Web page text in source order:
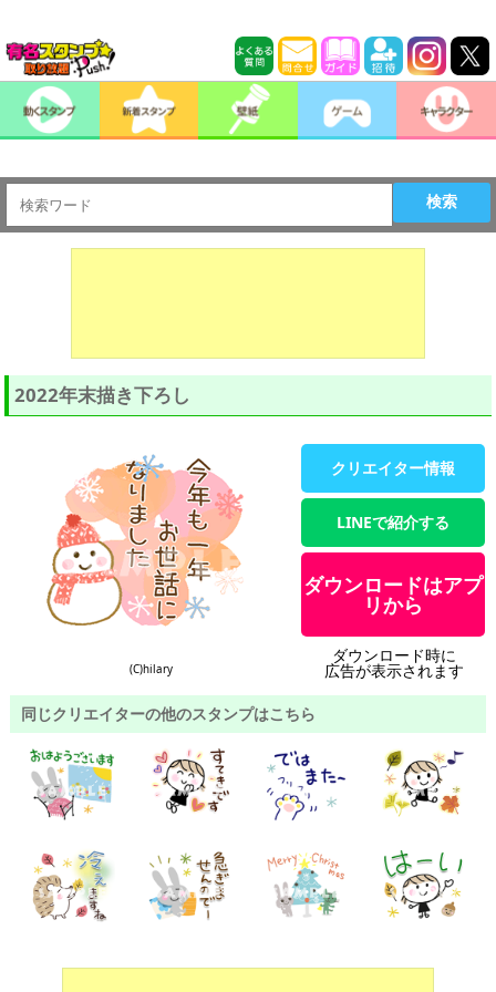
検索
2022年末描き下ろし
(C)hilary
クリエイター情報
LINEで紹介する
ダウンロードはアプ
リから
ダウンロード時に
広告が表示されます
同じクリエイターの他のスタンプはこちら